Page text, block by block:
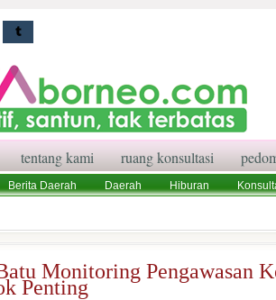
tentang kami ruang konsultasi
Berita Daerah Daerah Hiburan
Monitoring Pengawasan
Penting